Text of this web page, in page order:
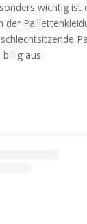
wichtig ist
der
aus.